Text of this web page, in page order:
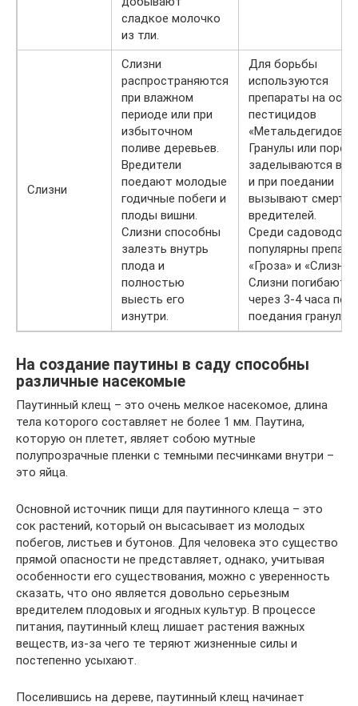
сладкое молочко
из тли.
Слизни
Слизни
распространяются
при влажном
периоде или при
избыточном
поливе деревьев.
Вредители
поедают молодые
годичные побеги и
плоды вишни.
Слизни способны
залезть внутрь
плода и
полностью
выесть его
изнутри.
Для борьбы
используются
препараты на
пестицидов
«Метальдегидов».
Гранулы или
заделываются в
и при поедании
вызывают смерть
вредителей.
Среди садоводов
популярны
«Гроза» и
Слизни погибают
через 3-4 часа
поедания гранул.
На создание паутины в саду способны
различные насекомые
Паутинный клещ – это очень мелкое насекомое, длина
тела которого составляет не более 1 мм. Паутина,
которую он плетет, являет собою мутные
полупрозрачные пленки с темными песчинками внутри –
это яйца.
Основной источник пищи для паутинного клеща – это
сок растений, который он высасывает из молодых
побегов, листьев и бутонов. Для человека это существо
прямой опасности не представляет, однако, учитывая
особенности его существования, можно с уверенность
сказать, что оно является довольно серьезным
вредителем плодовых и ягодных культур. В процессе
питания, паутинный клещ лишает растения важных
веществ, из-за чего те теряют жизненные силы и
постепенно усыхают.
Поселившись на дереве, паутинный клещ начинает